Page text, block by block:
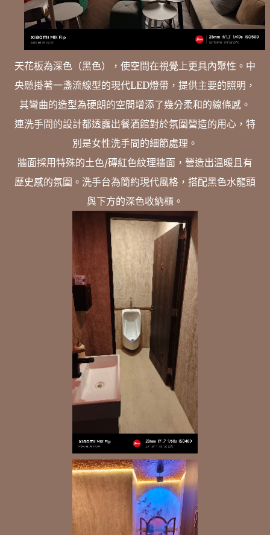
天花板為深色（黑色），使空間在視覺上更具內聚性。中
央懸掛著一盞流線型的現代LED燈帶，提供主要的照明，
其彎曲的造型為硬朗的空間增添了幾分柔和的線條感。
連洗手間的設計都透露出餐酒館對於氛圍營造的用心，特
別是女性洗手間的細節處理。
牆面採用特殊的土色/磚紅色紋理牆面，營造出溫暖且有
歷史感的氛圍。洗手台為簡約現代風格，搭配黑色水龍頭
與下方的深色收納櫃。